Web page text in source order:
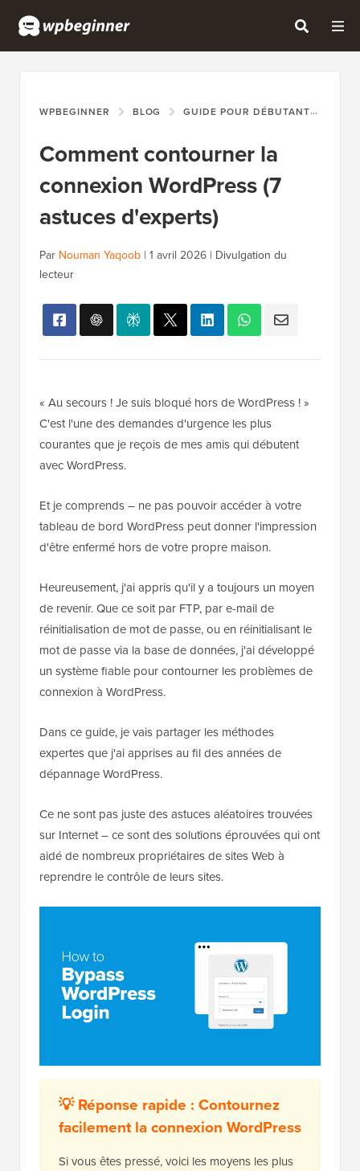
WPBEGINNER BLOG GUIDE POUR DÉBUTANTS
Comment contourner la
connexion WordPress (7
astuces d'experts)
Par Nouman Yaqoob | 1 avril 2026 | Divulgation du
lecteur
« Au secours ! Je suis bloqué hors de WordPress ! »
C'est l'une des demandes d'urgence les plus
courantes que je reçois de mes amis qui débutent
avec WordPress.
Et je comprends – ne pas pouvoir accéder à votre
tableau de bord WordPress peut donner l'impression
d'être enfermé hors de votre propre maison.
Heureusement, j'ai appris qu'il y a toujours un moyen
de revenir. Que ce soit par FTP, par e-mail de
réinitialisation de mot de passe, ou en réinitialisant le
mot de passe via la base de données, j'ai développé
un système fiable pour contourner les problèmes de
connexion à WordPress.
Dans ce guide, je vais partager les méthodes
expertes que j'ai apprises au fil des années de
dépannage WordPress.
Ce ne sont pas juste des astuces aléatoires trouvées
sur Internet – ce sont des solutions éprouvées qui ont
aidé de nombreux propriétaires de sites Web à
reprendre le contrôle de leurs sites.
💡 Réponse rapide : Contournez
facilement la connexion WordPress
Si vous êtes pressé, voici les moyens les plus